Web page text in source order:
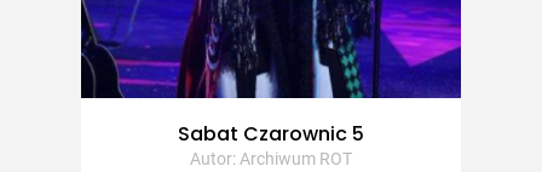
Sabat Czarownic 5
Autor: Archiwum ROT